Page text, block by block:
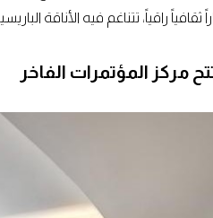
راقياً، تتناغم فيه الأناقة
مركز المؤتمرات الفاخر